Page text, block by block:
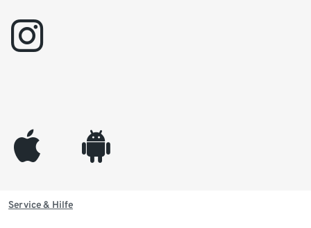
instagram
appleinc android
Service & Hilfe